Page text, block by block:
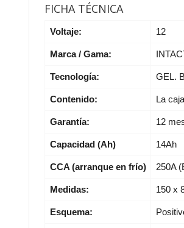
FICHA TÉCNICA
Voltaje: 12
Marca / Gama:
Tecnología: GEL.
Contenido: La
Garantía: 12
Capacidad (Ah) 14Ah
CCA (arranque en frío) 250A
Medidas: 150 x
Esquema: